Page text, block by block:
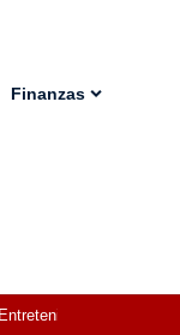
Finanzas
Entretenimiento